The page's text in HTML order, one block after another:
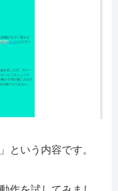
という内容です。